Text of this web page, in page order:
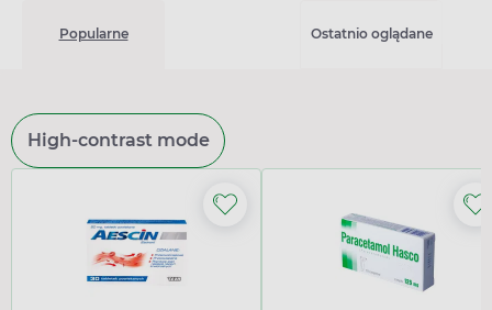
Popularne Ostatnio oglądane
High-contrast mode